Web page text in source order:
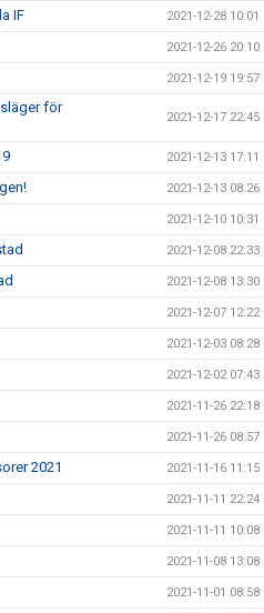
IF 2021-12-28 10:01
2021-12-26 20:10
2021-12-19 19:57
för
2021-12-17 22:45
2021-12-13 17:11
2021-12-13 08:26
2021-12-10 10:31
2021-12-08 22:33
2021-12-08 13:30
2021-12-07 12:22
2021-12-03 08:28
2021-12-02 07:43
2021-11-26 22:18
2021-11-26 08:57
2021 2021-11-16 11:15
2021-11-11 22:24
2021-11-11 10:08
2021-11-08 13:08
2021-11-01 08:58